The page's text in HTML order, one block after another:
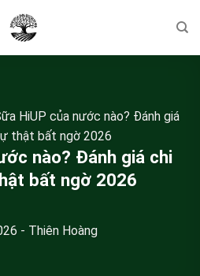
HiUP của nước nào? Đánh giá
thật bất ngờ 2026
nào? Đánh giá chi
bất ngờ 2026
- Thiên Hoàng